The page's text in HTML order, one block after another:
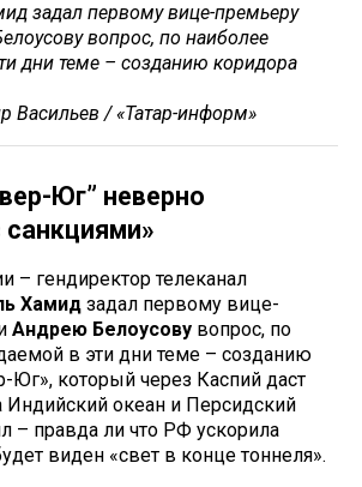
задал первому вице-премьеру
вопрос, по наиболее
дни теме – созданию коридора
Васильев / «Татар-информ»
Юг” неверно
санкциями»
– гендиректор телеканал
Хамид задал первому вице-
Андрею Белоусову вопрос, по
в эти дни теме – созданию
Юг», который через Каспий даст
Индийский океан и Персидский
– правда ли что РФ ускорила
виден «свет в конце тоннеля».